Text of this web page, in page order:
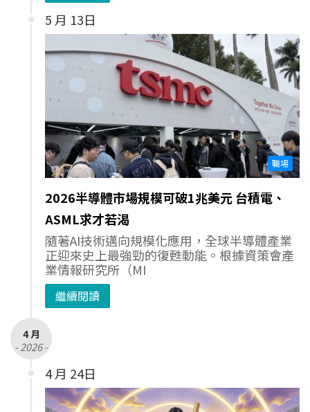
5 月 13日
職場
2026半導體市場規模可破1兆美元 台積電、
ASML求才若渴
隨著AI技術邁向規模化應用，全球半導體產業
正迎來史上最強勁的復甦動能。根據資策會產
業情報研究所（MI
繼續閱讀
4 月
- 2026 -
4 月 24日